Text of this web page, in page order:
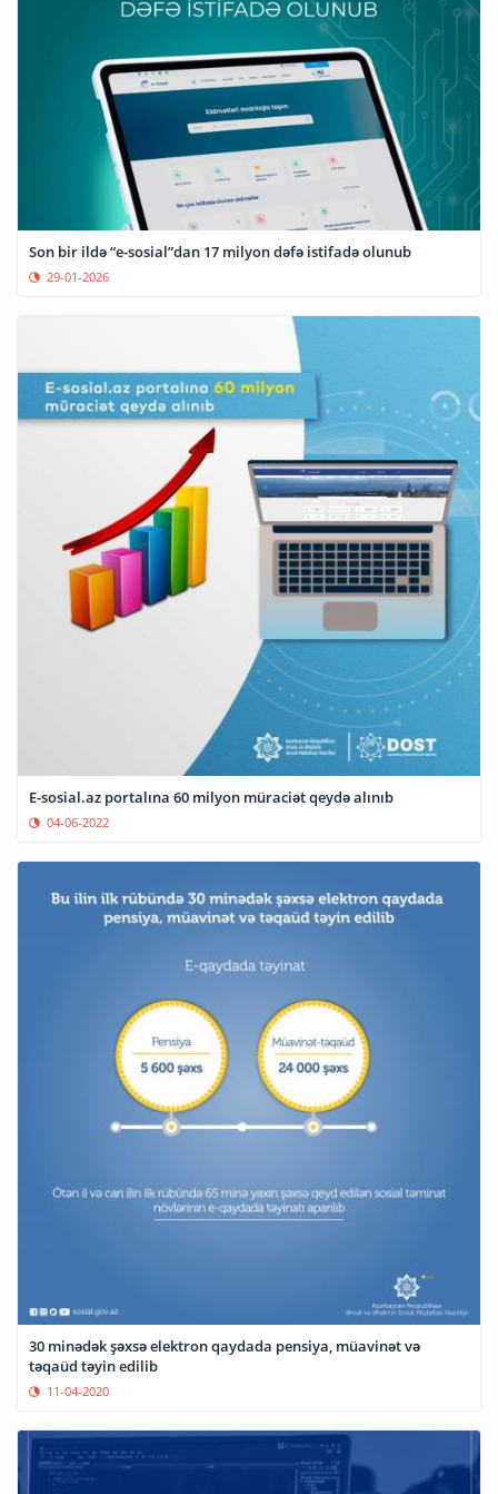
Son bir ildə “e-sosial”dan 17 milyon dəfə istifadə olunub
29-01-2026
E-sosial.az portalına 60 milyon müraciət qeydə alınıb
04-06-2022
30 minədək şəxsə elektron qaydada pensiya, müavinət və
təqaüd təyin edilib
11-04-2020